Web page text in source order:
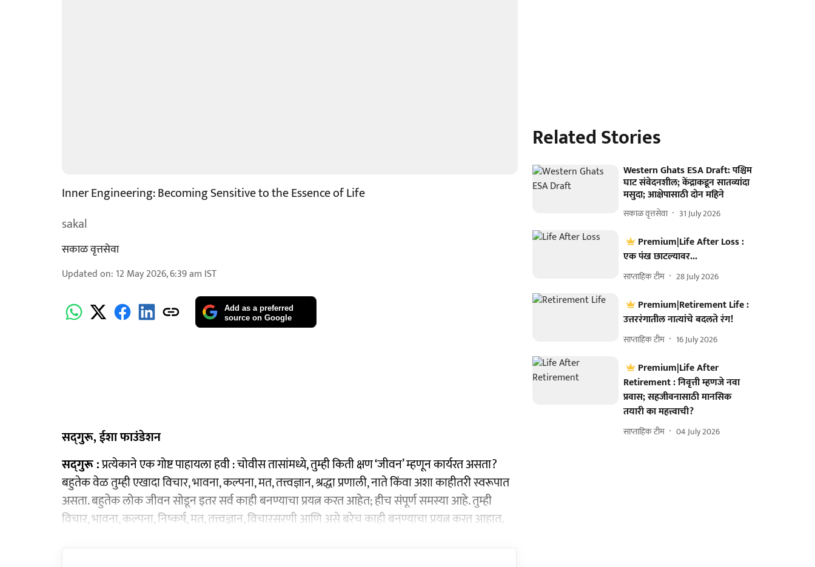
Inner Engineering: Becoming Sensitive to the Essence of Life
sakal
सकाळ वृत्तसेवा
Updated on: 12 May 2026, 6:39 am IST
Add as a preferred
source on Google
सद्‍गुरू, ईशा फाउंडेशन
सद्‌गुरू :प्रत्येकाने एक गोष्ट पाहायला हवी : चोवीस तासांमध्ये, तुम्ही किती क्षण ‘जीवन’ म्हणून कार्यरत असता?
बहुतेक वेळ तुम्ही एखादा विचार, भावना, कल्पना, मत, तत्त्वज्ञान, श्रद्धा प्रणाली, नाते किंवा अशा काहीतरी स्वरूपात
असता. बहुतेक लोक जीवन सोडून इतर सर्व काही बनण्याचा प्रयत्न करत आहेत; हीच संपूर्ण समस्या आहे. तुम्ही
विचार, भावना, कल्पना, निष्कर्ष, मत, तत्त्वज्ञान, विचारसरणी आणि असे बरेच काही बनण्याचा प्रयत्न करत आहात.
Related Stories
Western Ghats ESA Draft: पश्चिम
घाट संवेदनशील; केंद्राकडून सातव्यांदा
मसुदा; आक्षेपासाठी दोन महिने
सकाळ वृत्तसेवा 31 July 2026
Premium|Life After Loss :
एक पंख छाटल्यावर...
साप्ताहिक टीम 28 July 2026
Premium|Retirement Life :
उत्तररंगातील नात्यांचे बदलते रंग!
साप्ताहिक टीम 16 July 2026
Premium|Life After
Retirement : निवृत्ती म्हणजे नवा
प्रवास; सहजीवनासाठी मानसिक
तयारी का महत्त्वाची?
साप्ताहिक टीम 04 July 2026